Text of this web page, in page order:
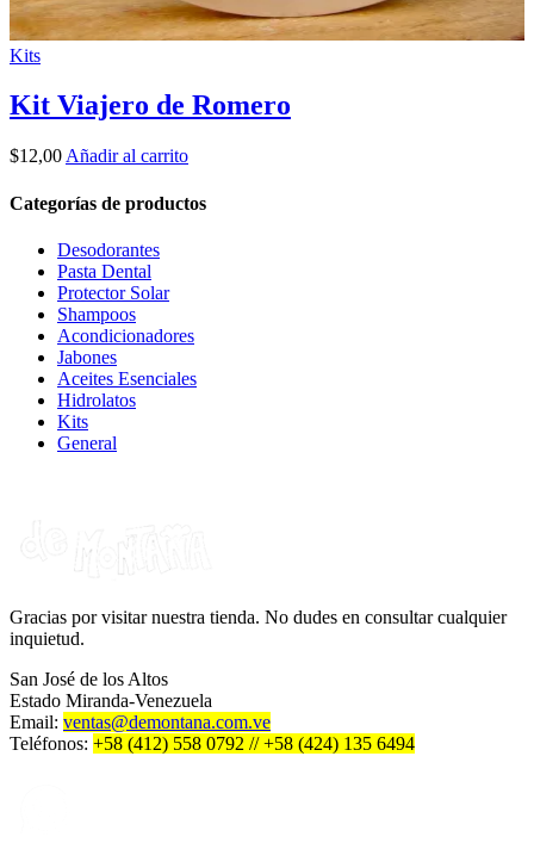
Kits
Kit Viajero de Romero
$12,00 Añadir al carrito
Categorías de productos
Desodorantes
Pasta Dental
Protector Solar
Shampoos
Acondicionadores
Jabones
Aceites Esenciales
Hidrolatos
Kits
General
Gracias por visitar nuestra tienda. No dudes en consultar cualquier
inquietud.
San José de los Altos
Estado Miranda-Venezuela
Email: ventas@demontana.com.ve
Teléfonos: +58 (412) 558 0792 // +58 (424) 135 6494